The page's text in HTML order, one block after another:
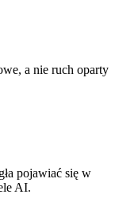
a nie ruch oparty
pojawiać się w
AI.